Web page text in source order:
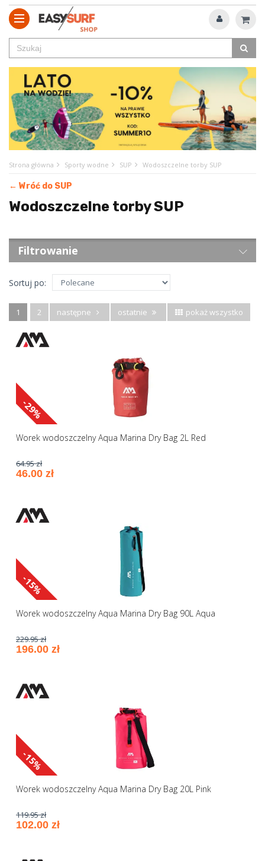
Strona główna Sporty wodne SUP Wodoszczelne torby SUP
← Wróć do SUP
Wodoszczelne torby SUP
Filtrowanie
Sortuj po:
1 2 następne ostatnie pokaż wszystko
-29%
Worek wodoszczelny Aqua Marina Dry Bag 2L Red
64.95 zł
46.00 zł
-15%
Worek wodoszczelny Aqua Marina Dry Bag 90L Aqua
229.95 zł
196.00 zł
-15%
Worek wodoszczelny Aqua Marina Dry Bag 20L Pink
119.95 zł
102.00 zł